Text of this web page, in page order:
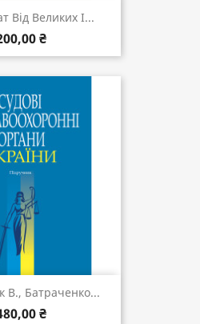
Від Великих І...
₴
В., Батраченко...
₴